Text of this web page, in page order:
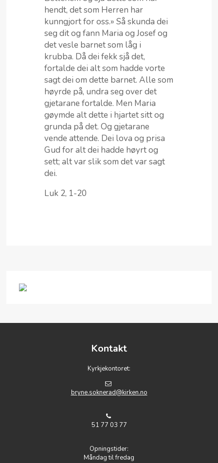
hendt, det som Herren har
kunngjort for oss.» Så skunda dei
seg dit og fann Maria og Josef og
det vesle barnet som låg i
krubba. Då dei fekk sjå det,
fortalde dei alt som hadde vorte
sagt dei om dette barnet. Alle som
høyrde på, undra seg over det
gjetarane fortalde. Men Maria
gøymde alt dette i hjartet sitt og
grunda på det. Og gjetarane
vende attende. Dei lova og prisa
Gud for alt dei hadde høyrt og
sett; alt var slik som det var sagt
dei.
Luk 2, 1-20
Kontakt
Kyrkjekontoret:
bryne.soknerad@kirken.no
51 77 03 77
Opningstider:
Måndag til fredag